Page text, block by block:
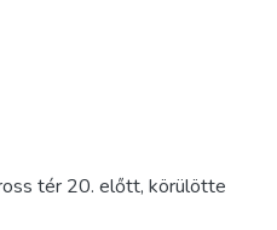
tér 20. előtt, körülötte